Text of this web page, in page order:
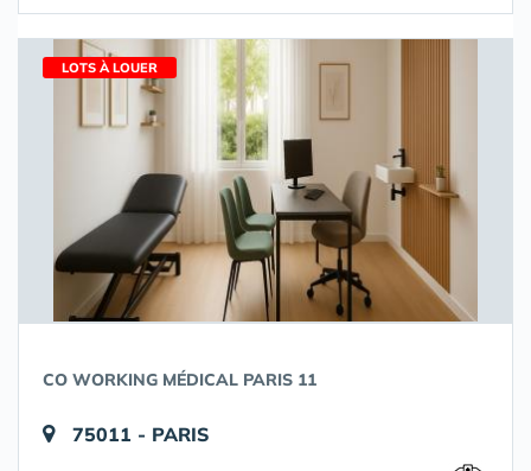
LOTS À LOUER
CO WORKING MÉDICAL PARIS 11
75011 - PARIS